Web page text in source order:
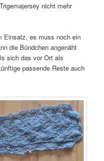
nicht mehr
Einsatz, es muss noch ein
die Bündchen angenäht
sich das vor Ort als
passende Reste auch